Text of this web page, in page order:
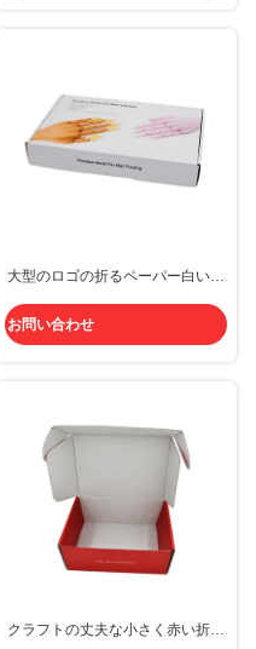
大型のロゴの折るペーパー白い波
お問い合わせ
クラフトの丈夫な小さく赤い折り